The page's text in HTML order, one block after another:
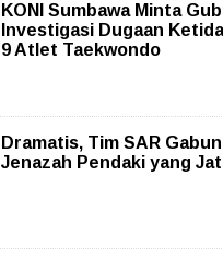
KONI Sumbawa Minta
Investigasi Dugaan
9 Atlet Taekwondo
Dramatis, Tim SAR
Jenazah Pendaki yang